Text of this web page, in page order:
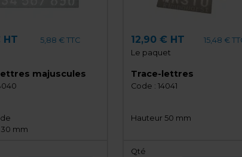
HT
5,88 € TTC
majuscules
mm
12,90 € HT
15,48 €
Le paquet
Trace-lettres
Code : 14041
Hauteur 50 mm
Qté